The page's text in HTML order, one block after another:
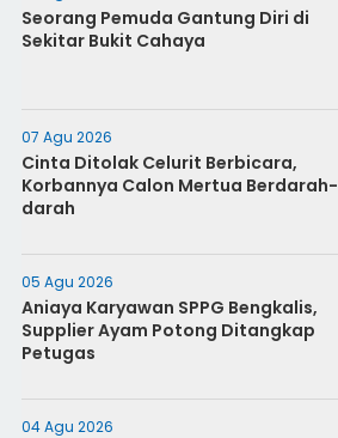
Seorang Pemuda Gantung Diri di
Sekitar Bukit Cahaya
07 Agu 2026
Cinta Ditolak Celurit Berbicara,
Korbannya Calon Mertua Berdarah-
darah
05 Agu 2026
Aniaya Karyawan SPPG Bengkalis,
Supplier Ayam Potong Ditangkap
Petugas
04 Agu 2026